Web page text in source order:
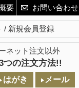
要 お問い合わせ
新規会員登録
ネット注文以外
つの注文方法!!
はがき メール